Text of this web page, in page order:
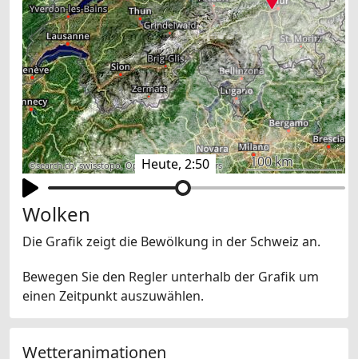
Heute, 2:50
©search.ch,swisstopo,OpenStreetMap,others 100 km
Wolken
Die Grafik zeigt die Bewölkung in der Schweiz an.
Bewegen Sie den Regler unterhalb der Grafik um
einen Zeitpunkt auszuwählen.
Wetteranimationen